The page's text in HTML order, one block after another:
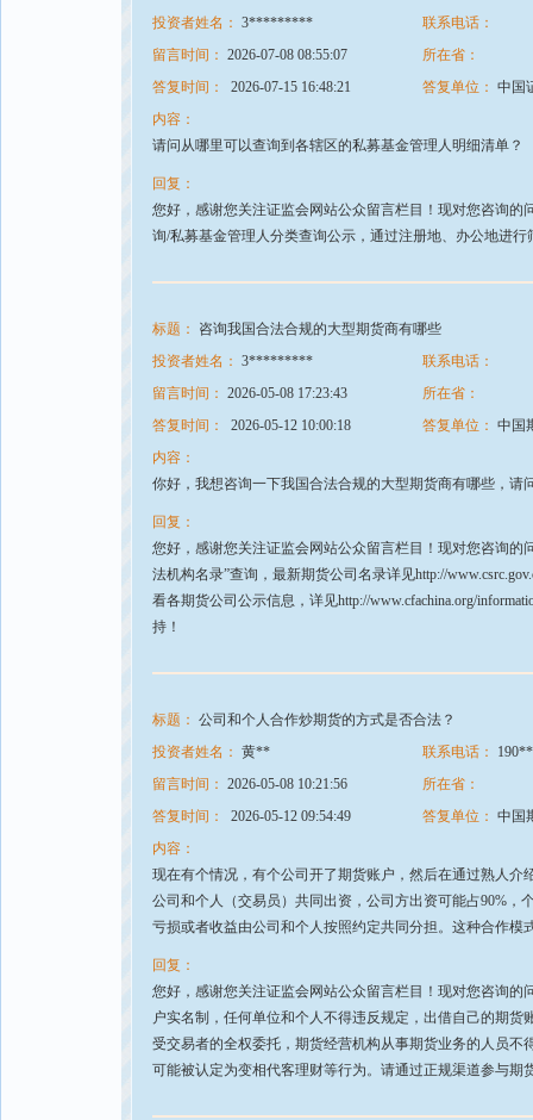
投资者姓名： 3*********
联系电话：
留言时间： 2026-07-08 08:55:07
所在省：
答复时间：
2026-07-15 16:48:21 答复单位： 中国
内容：
请问从哪里可以查询到各辖区的私募基金管理人明细清单？
回复：
您好，感谢您关注证监会网站公众留言栏目！现对您咨询
询/私募基金管理人分类查询公示，通过注册地、办公地进行
标题：
咨询我国合法合规的大型期货商有哪些
投资者姓名： 3*********
联系电话：
留言时间： 2026-05-08 17:23:43
所在省：
答复时间：
2026-05-12 10:00:18 答复单位： 中国
内容：
你好，我想咨询一下我国合法合规的大型期货商有哪些，请
回复：
您好，感谢您关注证监会网站公众留言栏目！现对您咨询的
法机构名录”查询，最新期货公司名录详见http://
看各期货公司公示信息，详见http://www.cfachina.org/
持！
标题： 公司和个人合作炒期货的方式是否合法？
投资者姓名： 黄** 联系电话：
留言时间： 2026-05-08 10:21:56
所在省：
答复时间：
2026-05-12 09:54:49 答复单位： 中国
内容：
现在有个情况，有个公司开了期货账户，然后在通过熟人
公司和个人（交易员）共同出资，公司方出资可能占90%
亏损或者收益由公司和个人按照约定共同分担。这种合作
回复：
您好，感谢您关注证监会网站公众留言栏目！现对您咨询
户实名制，任何单位和个人不得违反规定，出借自己的期
受交易者的全权委托，期货经营机构从事期货业务的人员
可能被认定为变相代客理财等行为。请通过正规渠道参与